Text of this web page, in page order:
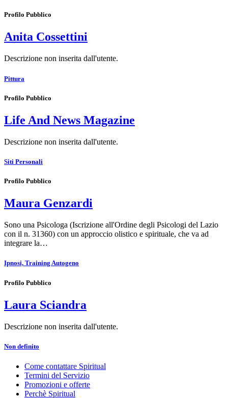
Profilo Pubblico
Anita Cossettini
Descrizione non inserita dall'utente.
Pittura
Profilo Pubblico
Life And News Magazine
Descrizione non inserita dall'utente.
Siti Personali
Profilo Pubblico
Maura Genzardi
Sono una Psicologa (Iscrizione all'Ordine degli Psicologi del Lazio
con il n. 31360) con un approccio olistico e spirituale, che va ad
integrare la…
Ipnosi, Training Autogeno
Profilo Pubblico
Laura Sciandra
Descrizione non inserita dall'utente.
Non definito
Come contattare Spiritual
Termini del Servizio
Promozioni e offerte
Perchè Spiritual